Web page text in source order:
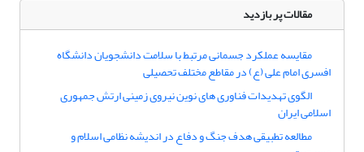
مقالات پر بازدید
مقایسه عملکرد جسمانی مرتبط با سلامت دانشجویان دانشگاه
افسری امام علی (ع) در مقاطع مختلف تحصیلی
الگوی تهدیدات فناوری های نوین نیروی زمینی ارتش جمهوری
اسلامی ایران
مطالعه تطبیقی هدف جنگ و دفاع در اندیشه نظامی اسلام و